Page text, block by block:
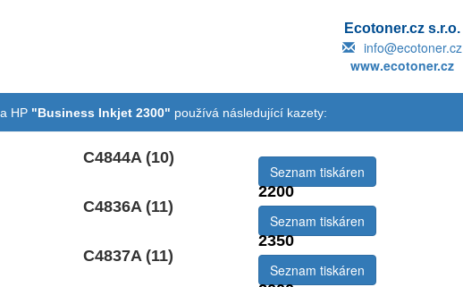
Ecotoner.cz s.r.o.
info@ecotoner.cz
www.ecotoner.cz
HP "Business Inkjet 2300" používá následující kazety:
C4844A (10)
2200
Seznam tiskáren
C4836A (11)
2350
Seznam tiskáren
C4837A (11)
Seznam tiskáren